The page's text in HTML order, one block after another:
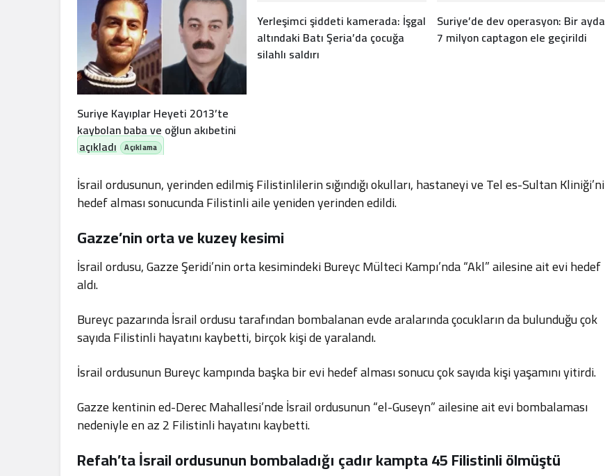
Suriye Kayıplar Heyeti 2013’te
kaybolan baba ve oğlun akıbetini
açıkladı
Yerleşimci şiddeti kamerada: İşgal
altındaki Batı Şeria’da çocuğa
silahlı saldırı
Suriye’de dev operasyon: Bir ayda
7 milyon captagon ele geçirildi
İsrail ordusunun, yerinden edilmiş Filistinlilerin sığındığı okulları, hastaneyi ve Tel es-Sultan Kliniği’ni
hedef alması sonucunda Filistinli aile yeniden yerinden edildi.
Gazze’nin orta ve kuzey kesimi
İsrail ordusu, Gazze Şeridi’nin orta kesimindeki Bureyc Mülteci Kampı’nda “Akl” ailesine ait evi hedef
aldı.
Bureyc pazarında İsrail ordusu tarafından bombalanan evde aralarında çocukların da bulunduğu çok
sayıda Filistinli hayatını kaybetti, birçok kişi de yaralandı.
İsrail ordusunun Bureyc kampında başka bir evi hedef alması sonucu çok sayıda kişi yaşamını yitirdi.
Gazze kentinin ed-Derec Mahallesi’nde İsrail ordusunun “el-Guseyn” ailesine ait evi bombalaması
nedeniyle en az 2 Filistinli hayatını kaybetti.
Refah’ta İsrail ordusunun bombaladığı çadır kampta 45 Filistinli ölmüştü